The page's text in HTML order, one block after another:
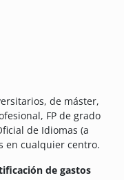
de máster,
FP de grado
de Idiomas (a
en cualquier centro.
de gastos